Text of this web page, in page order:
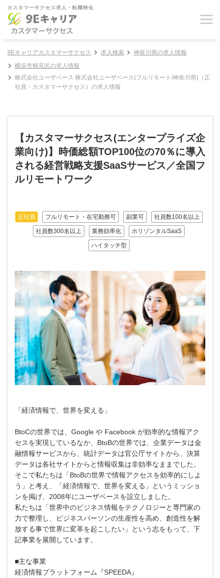
カスタマーサクセス求人・転職特化
9Eキャリアカスタマーサクセス 求人検索
神奈川県の求人情報
横浜市鶴見区の求人情報
株式会社ユーザベース 株式会社ユーザベース(フルリモート/神奈川県)（正
社員・カスタマーサクセス）の求人情報
【カスタマーサクセス(エンタープライズ企
業向け)】時価総額TOP100位の70％に導入
される経営戦略支援SaaSサービス／全国フ
ルリモートワーク
正社員 フルリモート・在宅勤務可 副業可 社員数100名以上
社員数300名以上 業務効率化 ホリゾンタルSaaS
ハイタッチ型
「経済情報で、世界を変える」
BtoCの世界では、Google や Facebook が効率的な情報アク
セスを実現しているなか、BtoBの世界では、企業データは金
融情報サービスから、統計データは官公庁サイトから、決算
データは各社サイトからと情報収集は非効率なままでした。
そこで私たちは「BtoBの世界で情報アクセスを効率的にしよ
う」と考え、「経済情報で、世界を変える」というミッショ
ンを掲げ、2008年にユーザベースを設立しました。
私たちは「世界中のビジネス情報をテクノロジーと専門家の
力で整理し、ビジネスパーソンの生産性を高め、創造性を解
放する事で世界に変革を起こしたい」という志をもって、下
記事業を展開しています。
■主な事業
経済情報プラットフォーム『SPEEDA』